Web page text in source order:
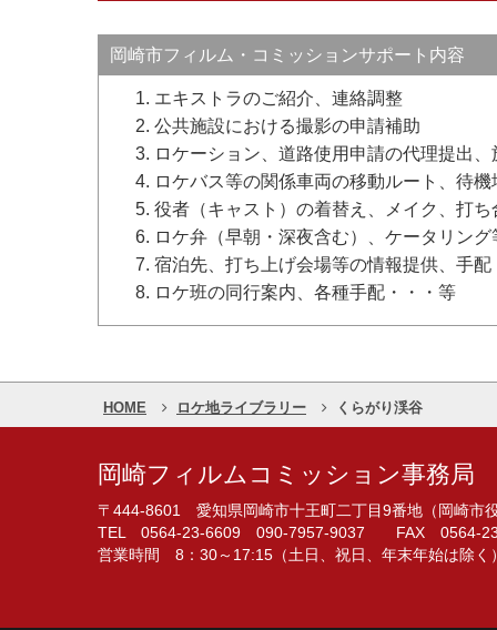
岡崎市フィルム・コミッションサポート内容
エキストラのご紹介、連絡調整
公共施設における撮影の申請補助
ロケーション、道路使用申請の代理提出
ロケバス等の関係車両の移動ルート、待
役者（キャスト）の着替え、メイク、打
ロケ弁（早朝・深夜含む）、ケータリン
宿泊先、打ち上げ会場等の情報提供、手配
ロケ班の同行案内、各種手配・・・等
HOME ロケ地ライブラリー くらがり渓谷
岡崎フィルムコミッション事務局
〒444-8601 愛知県岡崎市十王町二丁目9番地（岡崎市
TEL 0564-23-6609 090-7957-9037 FAX 0564-
営業時間 8：30～17:15（土日、祝日、年末年始は除く